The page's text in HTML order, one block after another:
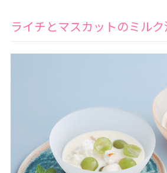
ライチとマスカットのミル